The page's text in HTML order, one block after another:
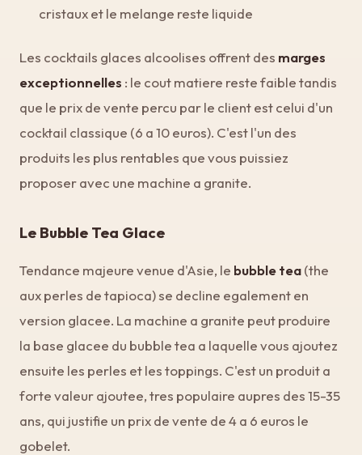
cristaux et le melange reste liquide
Les cocktails glaces alcoolises offrent des marges
exceptionnelles : le cout matiere reste faible tandis
que le prix de vente percu par le client est celui d'un
cocktail classique (6 a 10 euros). C'est l'un des
produits les plus rentables que vous puissiez
proposer avec une machine a granite.
Le Bubble Tea Glace
Tendance majeure venue d'Asie, le bubble tea(the
aux perles de tapioca) se decline egalement en
version glacee. La machine a granite peut produire
la base glacee du bubble tea a laquelle vous ajoutez
ensuite les perles et les toppings. C'est un produit a
forte valeur ajoutee, tres populaire aupres des 15-35
ans, qui justifie un prix de vente de 4 a 6 euros le
gobelet.